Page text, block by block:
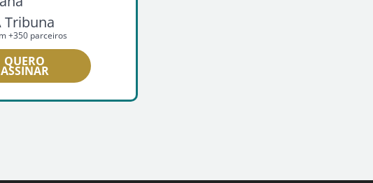
Tribuna
+350 parceiros
QUERO
ASSINAR